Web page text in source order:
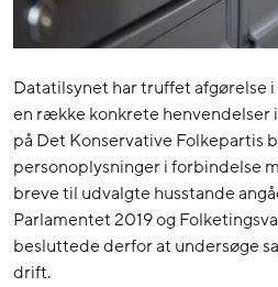
Datatilsynet har truffet afgørelse
en række konkrete henvendelser
på Det Konservative Folkepartis
personoplysninger i forbindelse
breve til udvalgte husstande
Parlamentet 2019 og
besluttede derfor at undersøge
drift.